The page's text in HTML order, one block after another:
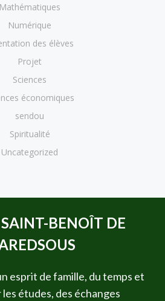
Mathématiques
Numérique
des élèves
Projet
Sciences
économiques
sendou
Spiritualité
Uncategorized
BENOÎT DE
esprit de famille, du temps et
études, des échanges